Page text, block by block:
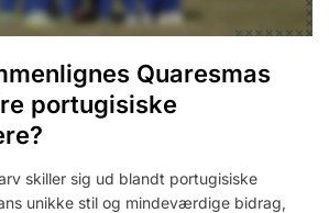
Quaresmas
portugisiske
skiller sig ud blandt portugisiske
unikke stil og mindeværdige bidrag,